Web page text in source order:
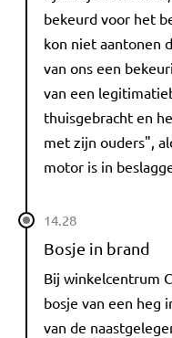
bekeurd voor het
kon niet aantonen
van ons een
van een
thuisgebracht en
met zijn ouders",
motor is in
14.28
Bosje in brand
Bij winkelcentrum
bosje van een heg
van de